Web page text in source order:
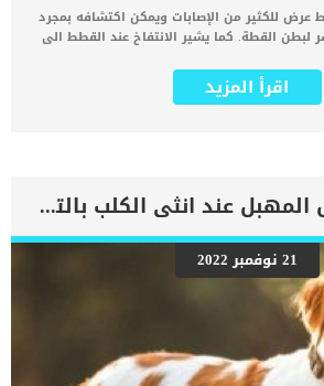
عرض للكثير من الإصابات ويمكن اكتشافه بمجرد
لبطن القطة. كما يشير الانتفاخ عند القطط الى
البطن عند قطتك اسباب انتفاخ البطن عند القطط
الانتفاخ الى بعلاج الاصابة الاساسية المسببة له.
القيام بعملية الإخراج “التبرز” تعود البطن الى
طبيعتها. اقرأ ايضا: اكثر 10 قطط معرضة لخطر مرض السمنة .. هلى قطتك
والكبدالانسداد المعوي الناتج عن التكتلات
اوضاع المواد الموجودة فى الجهاز الهضمى.
على مرض الكلى في القطط تراكم السوائل فى البطن
فى البطن طبيا بأسم الاستسقاء. قد يأتى تراكم
الدموية او اعضاء جسم القطة. اض الى
ينتج عن تليف الكبد والكلى والأورام السرطانية
الحيوية فى جسم […]
اقرأ المزيد
عملية استئصال المهبل عند انثى الكلب بالتفاصيل
21 نوفمبر 2022